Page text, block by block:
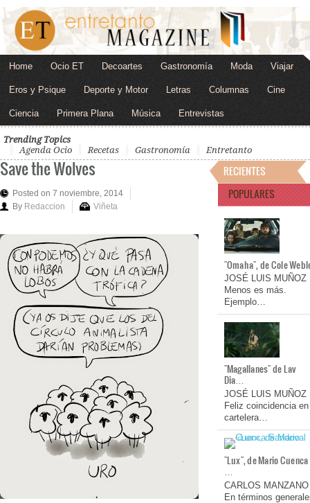
Home Ocio ET Decoartes Gastronomía Moda Viajar
Eros y Psique Deporte y Motor Letras Columnas Cine
Ciencia Primera Plana Música Entrevistas
Trending Topics
Agenda Ocio
Recetas Gastronomía Entretanto
Save the Wolves
Posted on 7 noviembre, 2014
By Redaccion Viñeta
RECIENTES
POPULARES
"Omaha", de Cole
JOSÉ LUIS MUÑOZ
Menos es más.
Ejemplo…
"Magallanes" de Lav
Dia…
JOSÉ LUIS MUÑOZ
Feliz coincidencia en
cartelera…
"Lux", de Mario Cuenca
…
CARLOS MANZANO
En términos